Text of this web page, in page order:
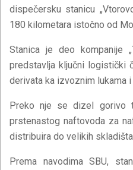
dispečersku stanicu
180 kilometara istočno od
Stanica je deo kompanije
predstavlja ključni logistički
derivata ka izvoznim lukama
Preko nje se dizel gorivo
prstenastog naftovoda za
distribuira do velikih
Prema navodima SBU,